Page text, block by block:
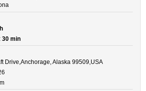
30 min
Drive,Anchorage, Alaska 99509,USA